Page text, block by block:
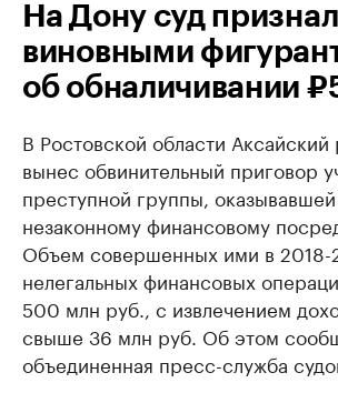
На Дону суд признал
виновными
об обналичивании
В Ростовской области
вынес обвинительный приговор
преступной группы,
незаконному финансовому
Объем совершенных ими в 2018-
нелегальных финансовых
500 млн руб., с извлечением
свыше 36 млн руб. Об этом
объединенная пресс-служба